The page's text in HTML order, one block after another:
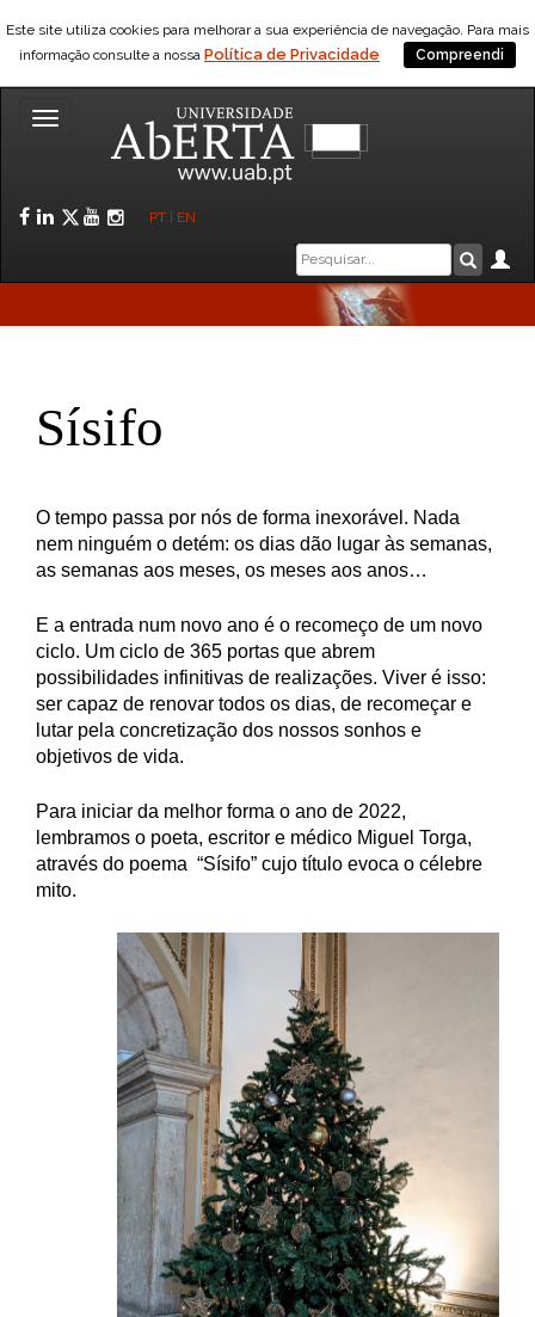
Este site utiliza cookies para melhorar a sua experiência de navegação. Para mais
informação consulte a nossa Política de Privacidade Compreendi
Toggle
Facebook
LinkedIn
Twitter
YouTube
Instagram
PT EN
Caixa
de
pesquisa
Sísifo
O tempo passa por nós de forma inexorável. Nada
nem ninguém o detém: os dias dão lugar às semanas,
as semanas aos meses, os meses aos anos…
E a entrada num novo ano é o recomeço de um novo
ciclo. Um ciclo de 365 portas que abrem
possibilidades infinitivas de realizações. Viver é isso:
ser capaz de renovar todos os dias, de recomeçar e
lutar pela concretização dos nossos sonhos e
objetivos de vida.
Para iniciar da melhor forma o ano de 2022,
lembramos o poeta, escritor e médico Miguel Torga,
através do poema “Sísifo” cujo título evoca o célebre
mito.